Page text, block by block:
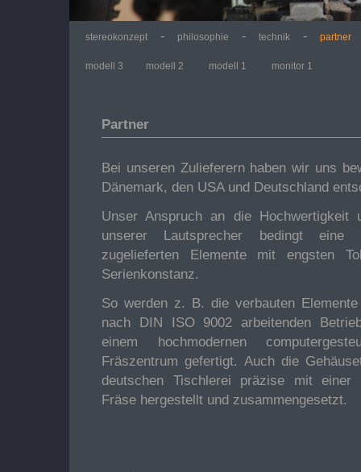
stereokonzept - philosophie - technik - partner
modell 3 modell 2 modell 1 monitor 1
Partner
Bei unseren Zulieferern haben wir uns
Dänemark, den USA und Deutschland
Unser Anspruch an die Hochwertigkeit
unserer Lautsprecher bedingt
zugelieferten Elemente mit engsten
Serienkonstanz.
So werden z. B. die verbauten
nach DIN ISO 9002 arbeitenden
einem hochmodernen
Fräszentrum gefertigt. Auch die
deutschen Tischlerei präzise mit einer
Fräse hergestellt und zusammengesetzt.